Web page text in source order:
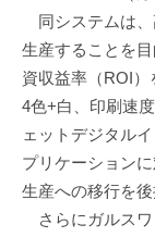
同システムは、
生産することを
資収益率（ROI）
4色+白、印刷速
ェットデジタル
プリケーション
生産への移行を後
さらにガルスワ